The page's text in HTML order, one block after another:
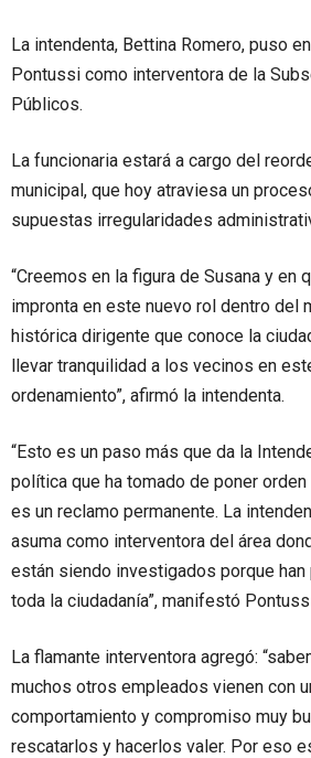
La intendenta, Bettina Romero, puso
Pontussi como interventora de la
Públicos.
La funcionaria estará a cargo del
municipal, que hoy atraviesa un
supuestas irregularidades
“Creemos en la figura de Susana y en
impronta en este nuevo rol dentro del
histórica dirigente que conoce la
llevar tranquilidad a los vecinos en
ordenamiento”, afirmó la intendenta.
“Esto es un paso más que da la
política que ha tomado de poner orden
es un reclamo permanente. La
asuma como interventora del área
están siendo investigados porque
toda la ciudadanía”, manifestó
La flamante interventora agregó:
muchos otros empleados vienen con
comportamiento y compromiso muy
rescatarlos y hacerlos valer. Por eso